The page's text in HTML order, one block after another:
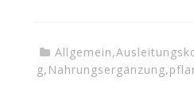
Allgemein,
g, Nahrungsergänzung,